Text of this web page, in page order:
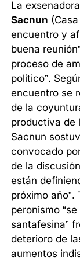
La
Sacnun
encuentro y
buena
proceso de
político”.
encuentro se
de la
productiva de
Sacnun
convocado
de la
están
próximo
peronismo
santafesina”
deterioro de
aumentos